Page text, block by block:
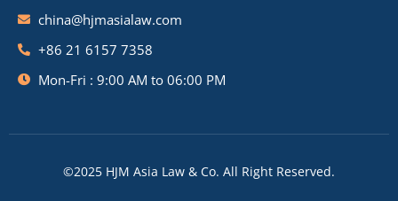
china@hjmasialaw.com
+86 21 6157 7358
Mon-Fri : 9:00 AM to 06:00 PM
©2025 HJM Asia Law & Co. All Right Reserved.